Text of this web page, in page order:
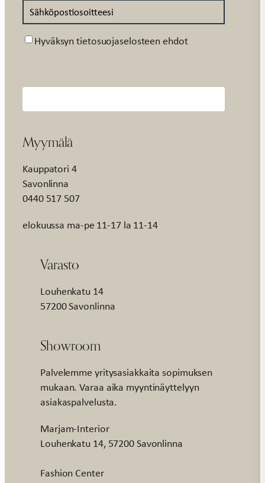
Suostumus
Hyväksyn tietosuojaselosteen ehdot
Myymälä
Kauppatori 4
Savonlinna
0440 517 507
elokuussa ma-pe 11-17 la 11-14
Varasto
Louhenkatu 14
57200 Savonlinna
Showroom
Palvelemme yritysasiakkaita sopimuksen
mukaan. Varaa aika myyntinäyttelyyn
asiakaspalvelusta.
Marjam-Interior
Louhenkatu 14, 57200 Savonlinna
Fashion Center